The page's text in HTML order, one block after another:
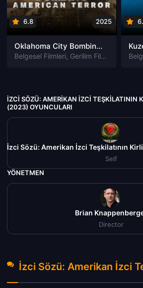
6.8 2025
Oklahoma City Bombing: American Terror izle
Belgesel Filmleri, Gerilim Filmleri
İZCI SÖZÜ: AMERIKAN İZCI TEŞKILATININ
(2023) OYUNCULARI
İzci Sözü: Amerikan İzci Teşkilatının
Self
YÖNETMEN
Brian
Director